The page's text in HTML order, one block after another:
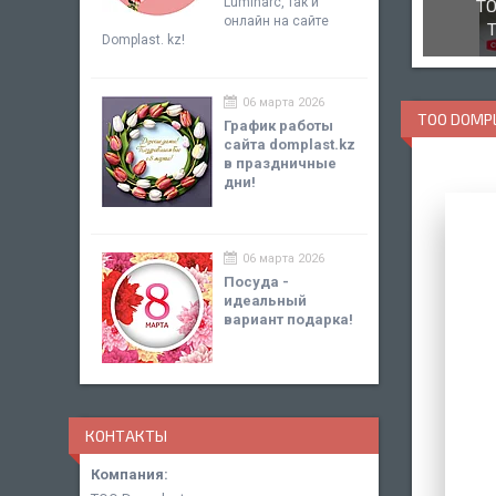
ТОО
онлайн на сайте
Domplast. kz!
06 марта 2026
График работы
сайта domplast.kz
в праздничные
дни!
06 марта 2026
Посуда -
идеальный
вариант подарка!
КОНТАКТЫ